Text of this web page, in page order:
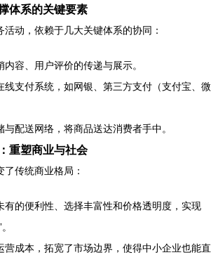
体系的关键要素
动，依赖于几大关键体系的协同：
容、用户评价的传递与展示。
线支付系统，如网银、第三方支付（支付宝、微
配送网络，将商品送达消费者手中。
重塑商业与社会
传统商业格局：
有的便利性、选择丰富性和价格透明度，实现
营成本，拓宽了市场边界，使得中小企业也能直